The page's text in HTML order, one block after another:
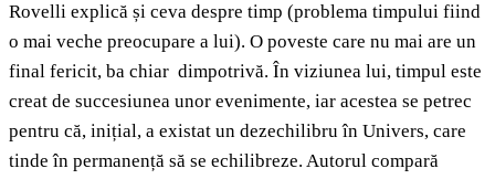
Rovelli explică și ceva despre timp (problema timpului fiind
o mai veche preocupare a lui). O poveste care nu mai are un
final fericit, ba chiar dimpotrivă. În viziunea lui, timpul este
creat de succesiunea unor evenimente, iar acestea se petrec
pentru că, inițial, a existat un dezechilibru în Univers, care
tinde în permanență să se echilibreze. Autorul compară